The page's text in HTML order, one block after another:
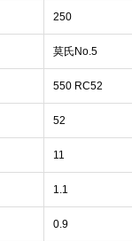
250
莫氏 No.5
550 RC52
52
11
1.1
0.9